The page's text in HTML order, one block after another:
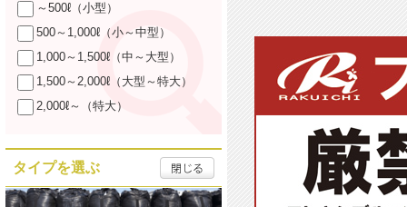
～500ℓ（小型）
500～1,000ℓ（小～中型）
1,000～1,500ℓ（中～大型）
1,500～2,000ℓ（大型～特大）
2,000ℓ～（特大）
タイプを選ぶ